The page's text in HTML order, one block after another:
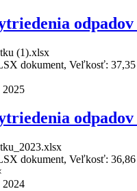
odpadov
(1).xlsx
dokument, Veľkosť:
2025
odpadov
dokument, Veľkosť:
2024